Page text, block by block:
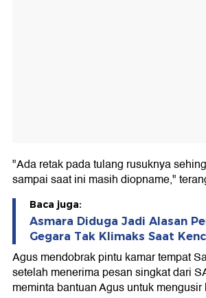
"Ada retak pada tulang rusuknya
sampai saat ini masih diopname,"
Baca juga:
Asmara Diduga Jadi Alasan
Gegara Tak Klimaks Saat
Agus mendobrak pintu kamar tempat
setelah menerima pesan singkat dari
meminta bantuan Agus untuk mengusir